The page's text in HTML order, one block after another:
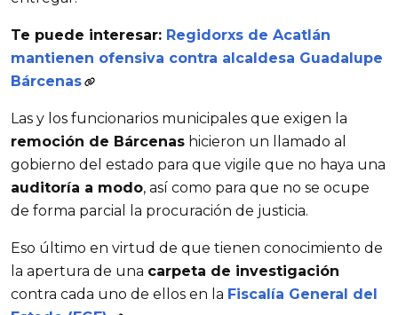
Te puede interesar: Regidorxs de Acatlán
mantienen ofensiva contra alcaldesa Guadalupe
Bárcenas
Las y los funcionarios municipales que exigen la
remoción de Bárcenas hicieron un llamado al
gobierno del estado para que vigile que no haya una
auditoría a modo, así como para que no se ocupe
de forma parcial la procuración de justicia.
Eso último en virtud de que tienen conocimiento de
la apertura de una carpeta de investigación
contra cada uno de ellos en la Fiscalía General del